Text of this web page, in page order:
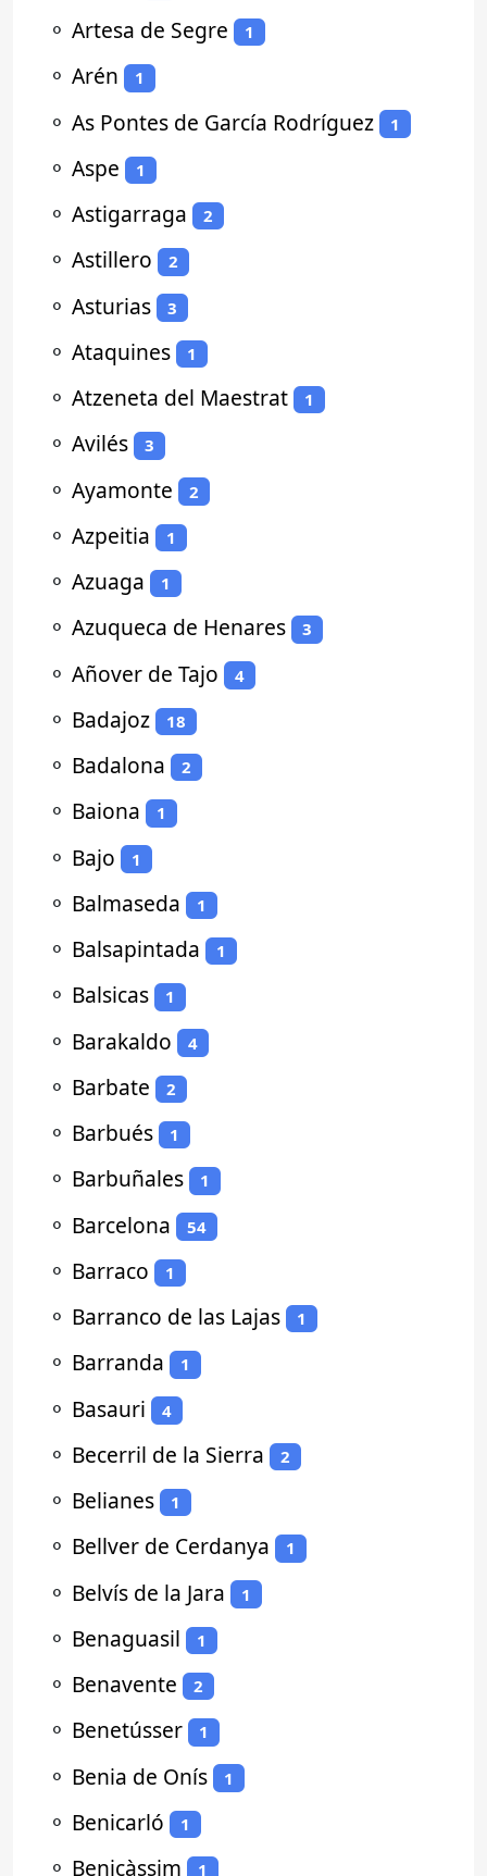
⚬ Artesa de Segre 1
⚬ Arén 1
⚬ As Pontes de García Rodríguez 1
⚬ Aspe 1
⚬ Astigarraga 2
⚬ Astillero 2
⚬ Asturias 3
⚬ Ataquines 1
⚬ Atzeneta del Maestrat 1
⚬ Avilés 3
⚬ Ayamonte 2
⚬ Azpeitia 1
⚬ Azuaga 1
⚬ Azuqueca de Henares 3
⚬ Añover de Tajo 4
⚬ Badajoz 18
⚬ Badalona 2
⚬ Baiona 1
⚬ Bajo 1
⚬ Balmaseda 1
⚬ Balsapintada 1
⚬ Balsicas 1
⚬ Barakaldo 4
⚬ Barbate 2
⚬ Barbués 1
⚬ Barbuñales 1
⚬ Barcelona 54
⚬ Barraco 1
⚬ Barranco de las Lajas 1
⚬ Barranda 1
⚬ Basauri 4
⚬ Becerril de la Sierra 2
⚬ Belianes 1
⚬ Bellver de Cerdanya 1
⚬ Belvís de la Jara 1
⚬ Benaguasil 1
⚬ Benavente 2
⚬ Benetússer 1
⚬ Benia de Onís 1
⚬ Benicarló 1
⚬ Benicàssim 1